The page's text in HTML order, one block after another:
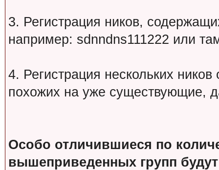
3. Регистрация ников,
например: sdnndns111222 или
4. Регистрация нескольких
похожих на уже существующие,
Особо отличившиеся по
вышеприведенных групп